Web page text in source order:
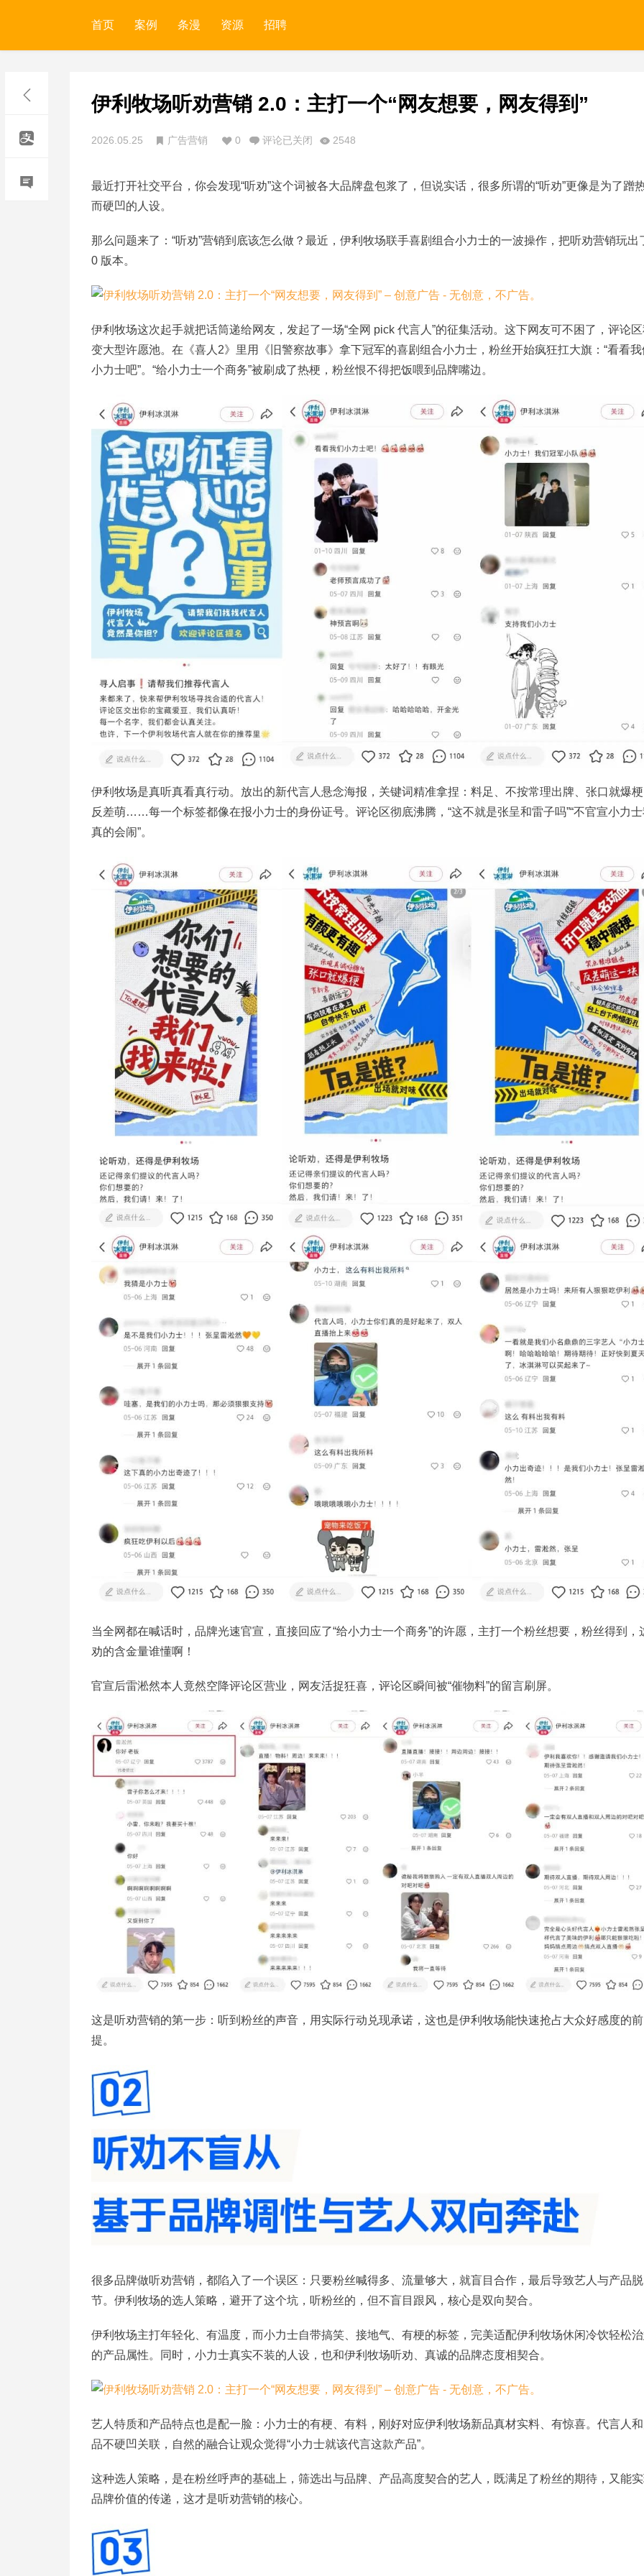
首页 案例 条漫 资源 招聘
伊利牧场听劝营销 2.0：主打一个“网友想要，网友得到”
2026.05.25 广告营销 0 评论已关闭 2548
最近打开社交平台，你会发现“听劝”这个词被各大品牌盘包浆了，但说实话，很多所谓的“听劝”更像是为了蹭
而硬凹的人设。
那么问题来了：“听劝”营销到底该怎么做？最近，伊利牧场联手喜剧组合小力士的一波操作，把听劝营销玩出
0 版本。
伊利牧场这次起手就把话筒递给网友，发起了一场“全网 pick 代言人”的征集活动。这下网友可不困了，评论
变大型许愿池。在《喜人2》里用《旧警察故事》拿下冠军的喜剧组合小力士，粉丝开始疯狂扛大旗：“看看我
小力士吧”。“给小力士一个商务”被刷成了热梗，粉丝恨不得把饭喂到品牌嘴边。
伊利牧场是真听真看真行动。放出的新代言人悬念海报，关键词精准拿捏：料足、不按常理出牌、张口就爆
反差萌……每一个标签都像在报小力士的身份证号。评论区彻底沸腾，“这不就是张呈和雷子吗”“不官宣小力
真的会闹”。
当全网都在喊话时，品牌光速官宣，直接回应了“给小力士一个商务”的许愿，主打一个粉丝想要，粉丝得到，
劝的含金量谁懂啊！
官宣后雷淞然本人竟然空降评论区营业，网友活捉狂喜，评论区瞬间被“催物料”的留言刷屏。
这是听劝营销的第一步：听到粉丝的声音，用实际行动兑现承诺，这也是伊利牧场能快速抢占大众好感度的前
提。
很多品牌做听劝营销，都陷入了一个误区：只要粉丝喊得多、流量够大，就盲目合作，最后导致艺人与产品脱
节。伊利牧场的选人策略，避开了这个坑，听粉丝的，但不盲目跟风，核心是双向契合。
伊利牧场主打年轻化、有温度，而小力士自带搞笑、接地气、有梗的标签，完美适配伊利牧场休闲冷饮轻松
的产品属性。同时，小力士真实不装的人设，也和伊利牧场听劝、真诚的品牌态度相契合。
艺人特质和产品特点也是配一脸：小力士的有梗、有料，刚好对应伊利牧场新品真材实料、有惊喜。代言人
品不硬凹关联，自然的融合让观众觉得“小力士就该代言这款产品”。
这种选人策略，是在粉丝呼声的基础上，筛选出与品牌、产品高度契合的艺人，既满足了粉丝的期待，又能
品牌价值的传递，这才是听劝营销的核心。